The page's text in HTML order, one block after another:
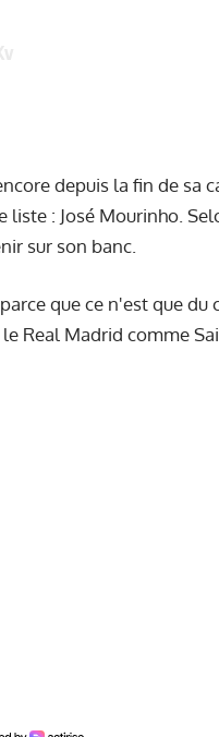
depuis la fin de sa
liste : José Mourinho.
sur son banc.
que ce n'est que du
Real Madrid comme